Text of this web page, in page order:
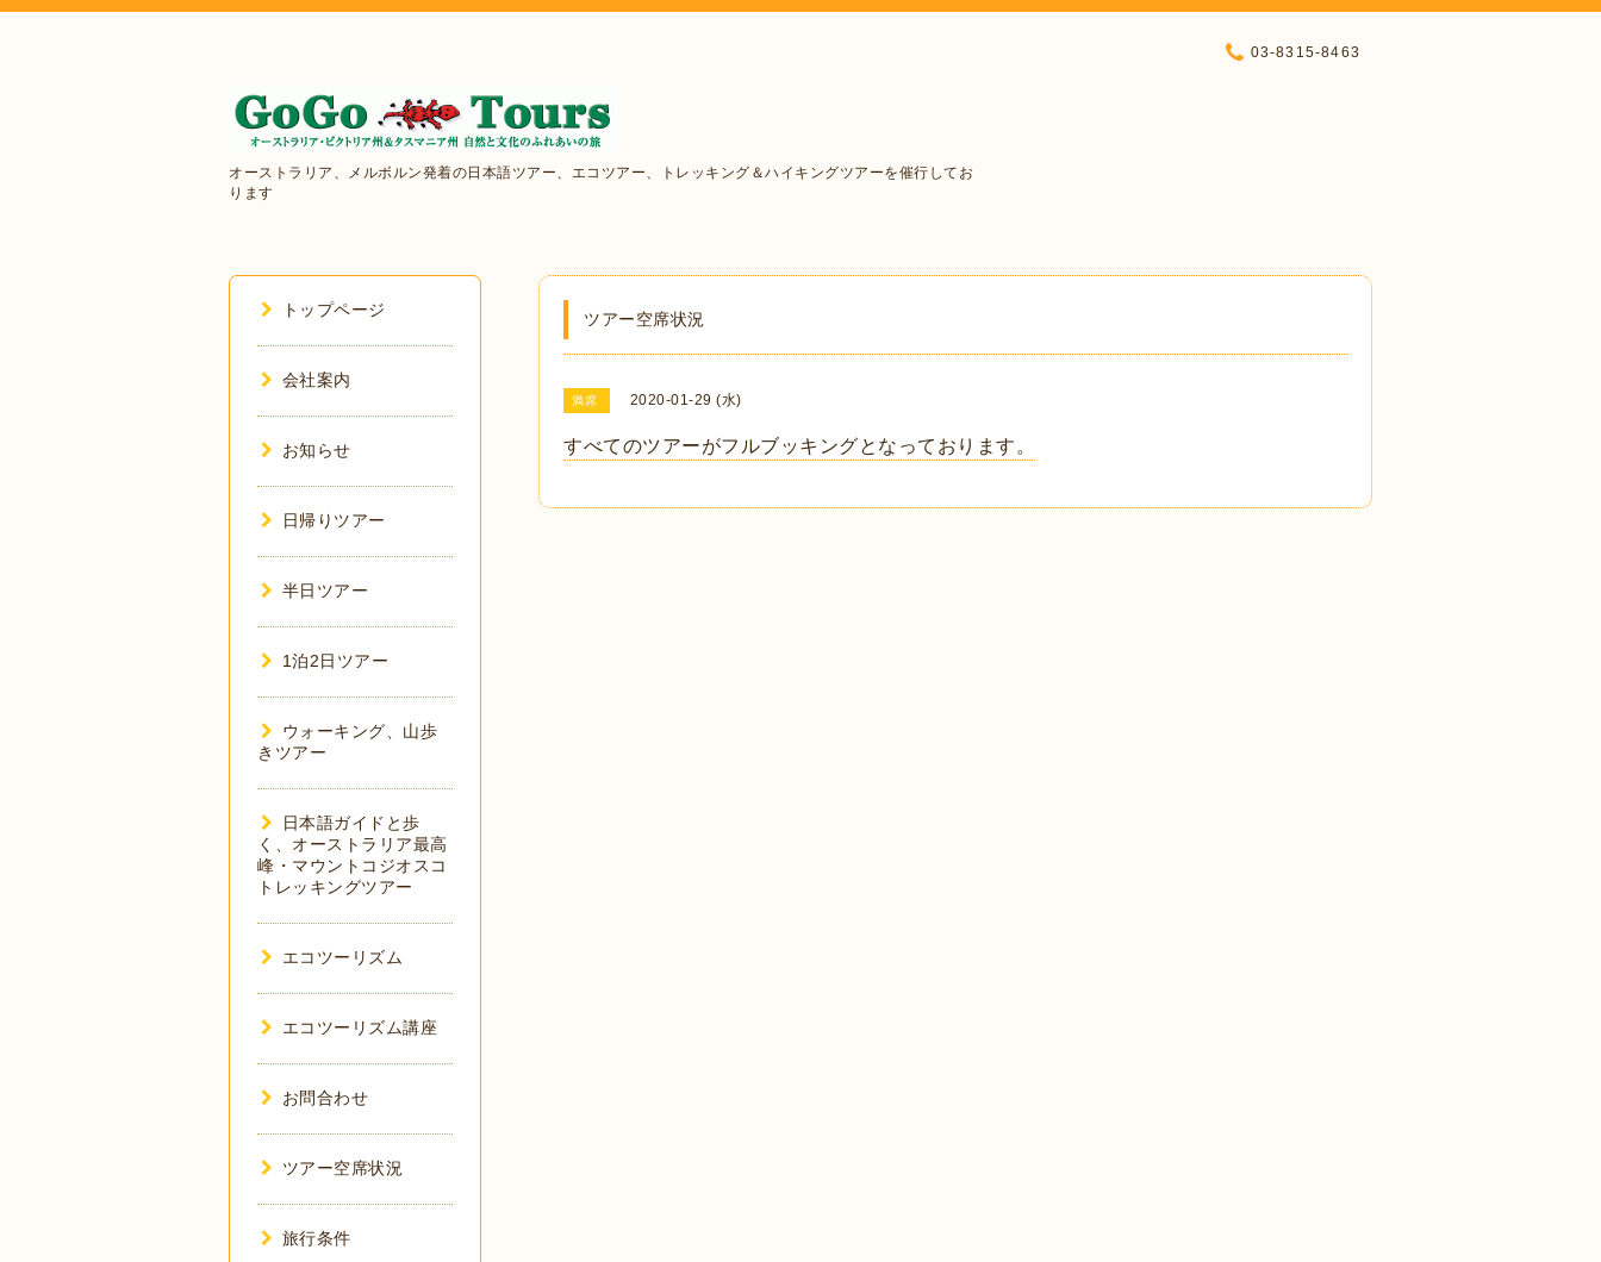
オーストラリア、メルボルン発着の日本語ツアー、エコツアー、トレッキング＆ハイキングツアーを催行してお
ります
03-8315-8463
ツアー空席状況
満席 2020-01-29 (水)
すべてのツアーがフルブッキングとなっております。
トップページ
会社案内
お知らせ
日帰りツアー
半日ツアー
1泊2日ツアー
ウォーキング、山歩
きツアー
日本語ガイドと歩
く、オーストラリア最高
峰・マウントコジオスコ
トレッキングツアー
エコツーリズム
エコツーリズム講座
お問合わせ
ツアー空席状況
旅行条件